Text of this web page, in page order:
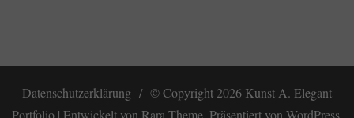
Datenschutzerklärung © Copyright 2026 Kunst A. Elegant